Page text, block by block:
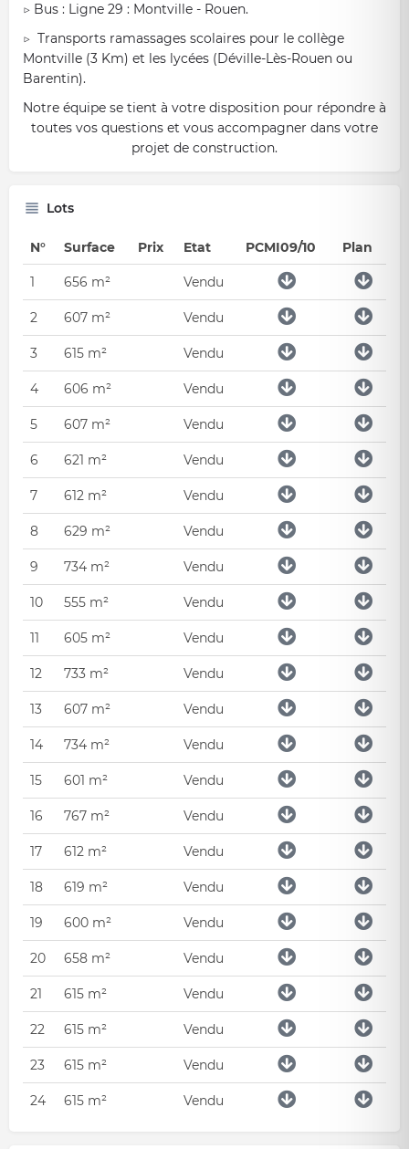
▷ Bus : Ligne 29 : Montville - Rouen.
▷ Transports ramassages scolaires pour le collège
Montville (3 Km) et les lycées (Déville-Lès-Rouen ou
Barentin).
Notre équipe se tient à votre disposition pour répondre à
toutes vos questions et vous accompagner dans votre
projet de construction.
Lots
N° Surface Prix Etat PCMI09/10 Plan
1 656 m² Vendu
2 607 m² Vendu
3 615 m² Vendu
4 606 m² Vendu
5 607 m² Vendu
6 621 m² Vendu
7 612 m² Vendu
8 629 m² Vendu
9 734 m² Vendu
10 555 m² Vendu
11 605 m² Vendu
12 733 m² Vendu
13 607 m² Vendu
14 734 m² Vendu
15 601 m² Vendu
16 767 m² Vendu
17 612 m² Vendu
18 619 m² Vendu
19 600 m² Vendu
20 658 m² Vendu
21 615 m² Vendu
22 615 m² Vendu
23 615 m² Vendu
24 615 m² Vendu